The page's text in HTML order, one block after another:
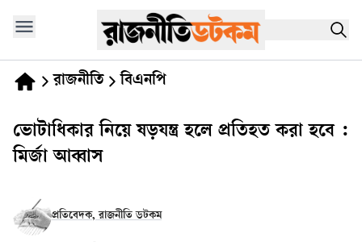
রাজনীতি বিএনপি
ভোটাধিকার নিয়ে ষড়যন্ত্র হলে প্রতিহত করা হবে :
মির্জা আব্বাস
প্রতিবেদক, রাজনীতি ডটকম